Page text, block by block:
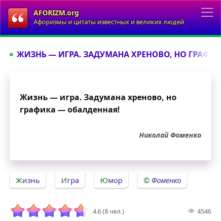
AFORIZM.org
Афоризмы и цитаты известных и великих людей
ЖИЗНЬ — ИГРА. ЗАДУМАНА ХРЕНОВО, НО
Жизнь — игра. Задумана хреново, но
графика — обалденная!
Николай Фоменко
Жизнь Игра Юмор Фоменко
4.6 (8 чел.) 4546